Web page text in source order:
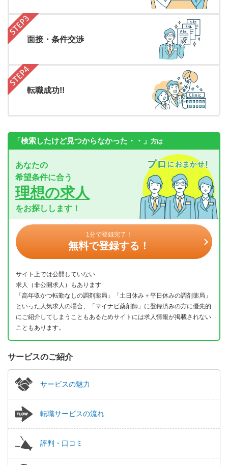
面接・条件交渉
転職成功!!
「検索したけど見つからなかった・・」 方は
あなたの
希望条件に合う
理想の求人
をお探しします！
1分で登録完了！
無料で登録する！
サイト上では公開していない
求人（非公開求人）もあります
「高年収かつ転勤なしの調剤薬局」「土日休み＋平日休みの調剤薬局」
といった人気求人の場合、「マイナビ薬剤師」に登録済みの方に優先的
にご紹介してしまうこともあるためサイトには求人情報が掲載されない
こともあります。
サービスのご紹介
サービスの魅力
転職サービスの流れ
評判・口コミ